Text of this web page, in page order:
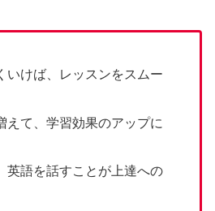
いけば、レッスンをスムー
えて、学習効果のアップに
英語を話すことが上達への